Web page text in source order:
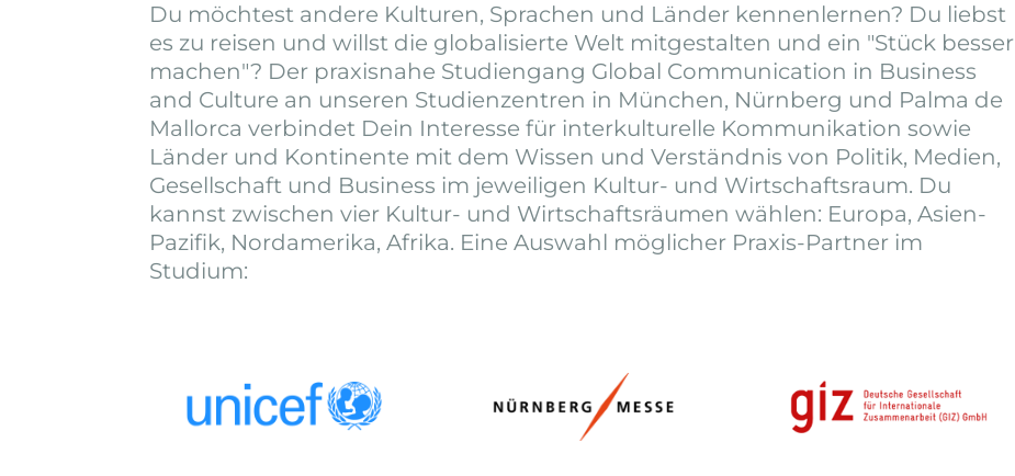
Du möchtest andere Kulturen, Sprachen und Länder kennenlernen? Du liebst
es zu reisen und willst die globalisierte Welt mitgestalten und ein "Stück besser
machen"? Der praxisnahe Studiengang Global Communication in Business
and Culture an unseren Studienzentren in München, Nürnberg und Palma de
Mallorca verbindet Dein Interesse für interkulturelle Kommunikation sowie
Länder und Kontinente mit dem Wissen und Verständnis von Politik, Medien,
Gesellschaft und Business im jeweiligen Kultur- und Wirtschaftsraum. Du
kannst zwischen vier Kultur- und Wirtschaftsräumen wählen: Europa, Asien-
Pazifik, Nordamerika, Afrika. Eine Auswahl möglicher Praxis-Partner im
Studium: